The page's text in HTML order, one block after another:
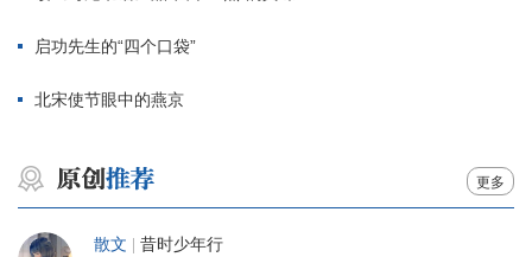
启功先生的“四个口袋”
北宋使节眼中的燕京
更多
散文 昔时少年行